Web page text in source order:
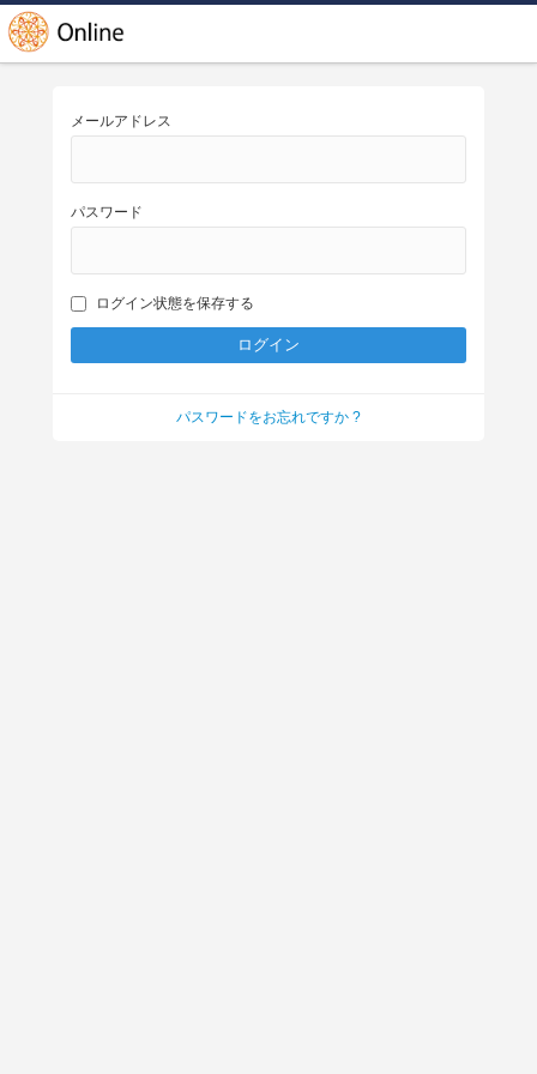
メールアドレス
パスワード
ログイン状態を保存する
パスワードをお忘れですか ?